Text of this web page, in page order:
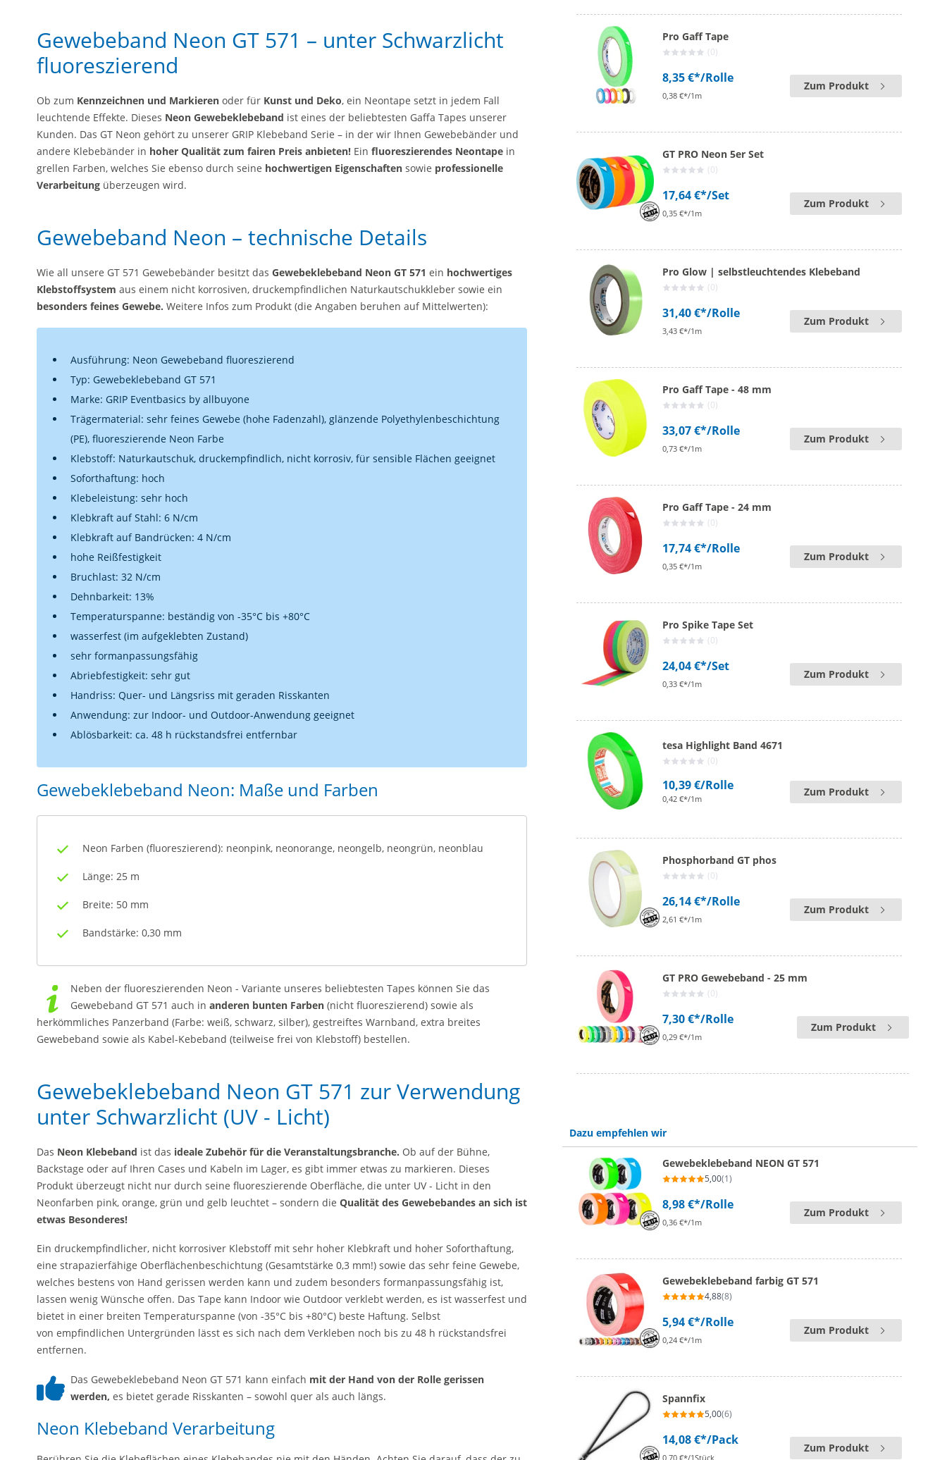
Gewebeband Neon GT 571 – unter Schwarzlicht
fluoreszierend
Ob zum Kennzeichnen und Markieren oder für Kunst und Deko, ein Neontape setzt in jedem Fall
leuchtende Effekte. Dieses Neon Gewebeklebeband ist eines der beliebtesten Gaffa Tapes unserer
Kunden. Das GT Neon gehört zu unserer GRIP Klebeband Serie – in der wir Ihnen Gewebebänder und
andere Klebebänder in hoher Qualität zum fairen Preis anbieten! Ein fluoreszierendes Neontape in
grellen Farben, welches Sie ebenso durch seine hochwertigen Eigenschaften sowie professionelle
Verarbeitung überzeugen wird.
Gewebeband Neon – technische Details
Wie all unsere GT 571 Gewebebänder besitzt das Gewebeklebeband Neon GT 571 ein hochwertiges
Klebstoffsystem aus einem nicht korrosiven, druckempfindlichen Naturkautschukkleber sowie ein
besonders feines Gewebe. Weitere Infos zum Produkt (die Angaben beruhen auf Mittelwerten):
Ausführung: Neon Gewebeband fluoreszierend
Typ: Gewebeklebeband GT 571
Marke: GRIP Eventbasics by allbuyone
Trägermaterial: sehr feines Gewebe (hohe Fadenzahl), glänzende Polyethylenbeschichtung
(PE), fluoreszierende Neon Farbe
Klebstoff: Naturkautschuk, druckempfindlich, nicht korrosiv, für sensible Flächen geeignet
Soforthaftung: hoch
Klebeleistung: sehr hoch
Klebkraft auf Stahl: 6 N/cm
Klebkraft auf Bandrücken: 4 N/cm
hohe Reißfestigkeit
Bruchlast: 32 N/cm
Dehnbarkeit: 13%
Temperaturspanne: beständig von -35°C bis +80°C
wasserfest (im aufgeklebten Zustand)
sehr formanpassungsfähig
Abriebfestigkeit: sehr gut
Handriss: Quer- und Längsriss mit geraden Risskanten
Anwendung: zur Indoor- und Outdoor-Anwendung geeignet
Ablösbarkeit: ca. 48 h rückstandsfrei entfernbar
Gewebeklebeband Neon: Maße und Farben
Neon Farben (fluoreszierend): neonpink, neonorange, neongelb, neongrün, neonblau
Länge: 25 m
Breite: 50 mm
Bandstärke: 0,30 mm
Neben der fluoreszierenden Neon - Variante unseres beliebtesten Tapes können Sie das
Gewebeband GT 571 auch in anderen bunten Farben (nicht fluoreszierend) sowie als
herkömmliches Panzerband (Farbe: weiß, schwarz, silber), gestreiftes Warnband, extra breites
Gewebeband sowie als Kabel-Kebeband (teilweise frei von Klebstoff) bestellen.
Gewebeklebeband Neon GT 571 zur Verwendung
unter Schwarzlicht (UV - Licht)
Das Neon Klebeband ist das ideale Zubehör für die Veranstaltungsbranche. Ob auf der Bühne,
Backstage oder auf Ihren Cases und Kabeln im Lager, es gibt immer etwas zu markieren. Dieses
Produkt überzeugt nicht nur durch seine fluoreszierende Oberfläche, die unter UV - Licht in den
Neonfarben pink, orange, grün und gelb leuchtet – sondern die Qualität des Gewebebandes an sich ist
etwas Besonderes!
Ein druckempfindlicher, nicht korrosiver Klebstoff mit sehr hoher Klebkraft und hoher Soforthaftung,
eine strapazierfähige Oberflächenbeschichtung (Gesamtstärke 0,3 mm!) sowie das sehr feine Gewebe,
welches bestens von Hand gerissen werden kann und zudem besonders formanpassungsfähig ist,
lassen wenig Wünsche offen. Das Tape kann Indoor wie Outdoor verklebt werden, es ist wasserfest und
bietet in einer breiten Temperaturspanne (von -35°C bis +80°C) beste Haftung. Selbst
von empfindlichen Untergründen lässt es sich nach dem Verkleben noch bis zu 48 h rückstandsfrei
entfernen.
Das Gewebeklebeband Neon GT 571 kann einfach mit der Hand von der Rolle gerissen
werden, es bietet gerade Risskanten – sowohl quer als auch längs.
Neon Klebeband Verarbeitung
Pro Gaff Tape
(0)
8,35 €*/Rolle
0,38 €*/1m
Zum Produkt
GT PRO Neon 5er Set
(0)
17,64 €*/Set
0,35 €*/1m
Zum Produkt
Pro Glow | selbstleuchtendes Klebeband
(0)
31,40 €*/Rolle
3,43 €*/1m
Zum Produkt
Pro Gaff Tape - 48 mm
(0)
33,07 €*/Rolle
0,73 €*/1m
Zum Produkt
Pro Gaff Tape - 24 mm
(0)
17,74 €*/Rolle
0,35 €*/1m
Zum Produkt
Pro Spike Tape Set
(0)
24,04 €*/Set
0,33 €*/1m
Zum Produkt
tesa Highlight Band 4671
(0)
10,39 €/Rolle
0,42 €*/1m
Zum Produkt
Phosphorband GT phos
(0)
26,14 €*/Rolle
2,61 €*/1m
Zum Produkt
GT PRO Gewebeband - 25 mm
(0)
7,30 €*/Rolle
0,29 €*/1m
Zum Produkt
Dazu empfehlen wir
Gewebeklebeband NEON GT 571
5,00(1)
8,98 €*/Rolle
0,36 €*/1m
Zum Produkt
Gewebeklebeband farbig GT 571
4,88(8)
5,94 €*/Rolle
0,24 €*/1m
Zum Produkt
Spannfix
5,00(6)
14,08 €*/Pack
0,70 €*/1Stück
Zum Produkt